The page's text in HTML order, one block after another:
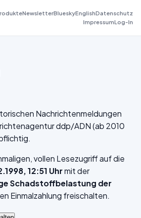
NewsletterBlueskyEnglishDatenschutz
ImpressumLog-In
Nachrichtenmeldungen
ddp/ADN (ab 2010
vollen Lesezugriff auf die
12:51 Uhrmit der
Schadstoffbelastung der
Einmalzahlung freischalten.